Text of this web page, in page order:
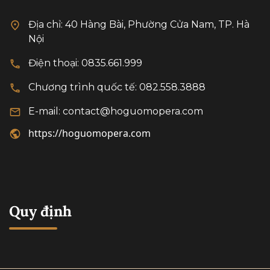
Địa chỉ: 40 Hàng Bài, Phường Cửa Nam, TP. Hà
Nội
Điện thoại: 0835.661.999
Chương trình quốc tế: 082.558.3888
E-mail: contact@hoguomopera.com
https://hoguomopera.com
Quy định